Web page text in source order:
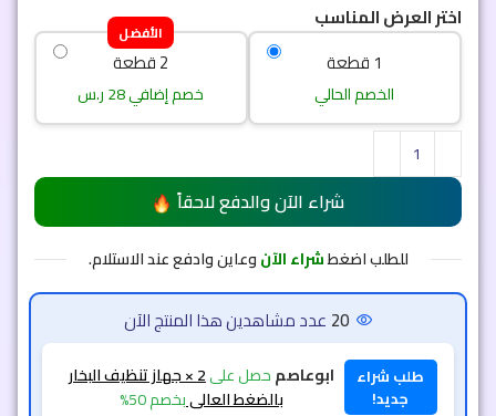
اختر العرض المناسب
1 قطعة
الخصم الحالي
الأفضل
2 قطعة
خصم إضافي 28 ر.س
شراء الآن والدفع لاحقاً
للطلب اضغطشراء الآنوعاين وادفع عند الاستلام.
20 عدد مشاهدين هذا المنتج الآن
طلب شراء
جديد!
ابوعاصمحصل على 2 × جهاز تنظيف البخار
بالضغط العالىبخصم 50%